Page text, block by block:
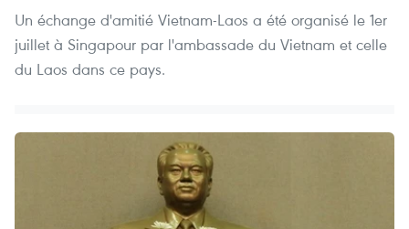
Un échange d'amitié Vietnam-Laos a été organisé le 1er
juillet à Singapour par l'ambassade du Vietnam et celle
du Laos dans ce pays.